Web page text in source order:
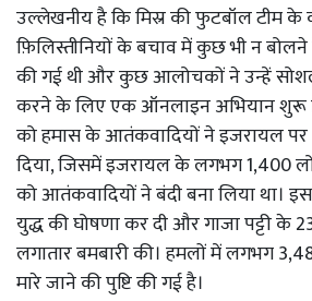
उल्लेखनीय है कि मिस्र की फुटबॉल टीम के
फ़िलिस्तीनियों के बचाव में कुछ भी न
की गई थी और कुछ आलोचकों ने उन्हें
करने के लिए एक ऑनलाइन अभियान शुरू
को हमास के आतंकवादियों ने इजरायल
दिया, जिसमें इजरायल के लगभग 1,400
को आतंकवादियों ने बंदी बना लिया था।
युद्ध की घोषणा कर दी और गाजा पट्टी के
लगातार बमबारी की। हमलों में लगभग
मारे जाने की पुष्टि की गई है।